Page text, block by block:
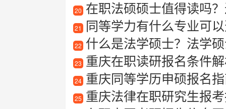
20 在职法硕硕士值得读吗
21 同等学力有什么专业可
22 什么是法学硕士？法学
23 重庆在职读研报名条件
24 重庆同等学历申硕报名
25 重庆法律在职研究生报考指